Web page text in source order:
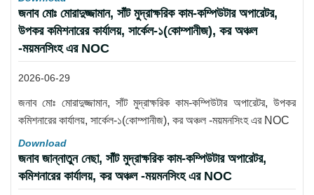
জনাব মোঃ মোরাদুজ্জামান, সাঁট মুদ্রাক্ষরিক কাম-কম্পিউটার অপারেটর,
উপকর কমিশনারের কার্যালয়, সার্কেল-১(কোম্পানীজ), কর অঞ্চল
-ময়মনসিংহ এর NOC
2026-06-29
জনাব মোঃ মোরাদুজ্জামান, সাঁট মুদ্রাক্ষরিক কাম-কম্পিউটার অপারেটর, উপকর
কমিশনারের কার্যালয়, সার্কেল-১(কোম্পানীজ), কর অঞ্চল -ময়মনসিংহ এর NOC
Download
জনাব জান্নাতুন নেছা, সাঁট মুদ্রাক্ষরিক কাম-কম্পিউটার অপারেটর,
কমিশনারের কার্যালয়, কর অঞ্চল -ময়মনসিংহ এর NOC